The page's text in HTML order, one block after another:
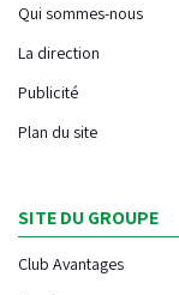
Qui sommes-nous
La direction
Publicité
Plan du site
SITE DU GROUPE
Club Avantages